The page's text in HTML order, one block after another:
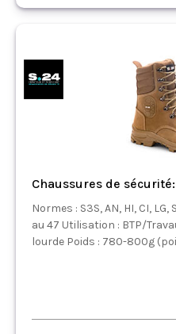
Chaussures de sécurité:
Normes : S3S, AN, HI, CI,
au 47 Utilisation : BTP/
lourde Poids : 780-800g